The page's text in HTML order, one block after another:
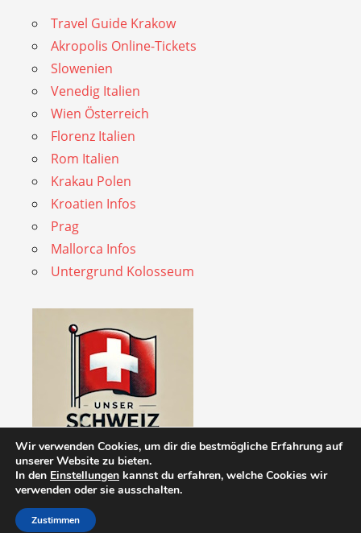
Travel Guide Krakow
Akropolis Online-Tickets
Slowenien
Venedig Italien
Wien Österreich
Florenz Italien
Rom Italien
Krakau Polen
Kroatien Infos
Prag
Mallorca Infos
Untergrund Kolosseum
WordPress Theme: Admiral by ThemeZee.
Wir verwenden Cookies, um dir die bestmögliche Erfahrung auf
unserer Website zu bieten.
In den Einstellungen kannst du erfahren, welche Cookies wir
verwenden oder sie ausschalten.
Zustimmen